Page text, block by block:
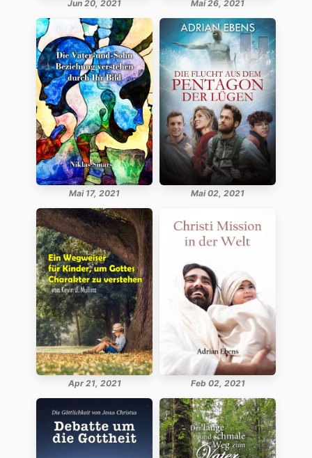
Jun 20, 2021 Mai 26, 2021
Mai 17, 2021 Mai 02, 2021
Apr 21, 2021 Feb 02, 2021